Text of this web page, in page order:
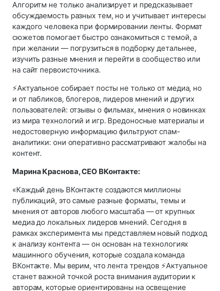
Алгоритм не только анализирует и предсказывает
обсуждаемость разных тем, но и учитывает интересы
каждого человека при формировании ленты. Формат
сюжетов помогает быстро ознакомиться с темой, а
при желании — погрузиться в подборку детальнее,
изучить разные мнения и перейти в сообщество или
на сайт первоисточника.
⚡Актуальное собирает посты не только от медиа, но
и от пабликов, блогеров, лидеров мнений и других
пользователей: отзывы о фильмах, мнения о новинках
из мира технологий и игр. Вредоносные материалы и
недостоверную информацию фильтруют спам-
аналитики: они оперативно рассматривают жалобы на
контент.
Марина Краснова, CEO ВКонтакте:
«Каждый день ВКонтакте создаются миллионы
публикаций, это самые разные форматы, темы и
мнения от авторов любого масштаба — от крупных
медиа до локальных лидеров мнений. Сегодня в
рамках эксперимента мы представляем новый подход
к анализу контента — он основан на технологиях
машинного обучения, которые создала команда
ВКонтакте. Мы верим, что лента трендов ⚡Актуальное
станет важной точкой роста внимания аудитории к
авторам, которые ориентированы на освещение